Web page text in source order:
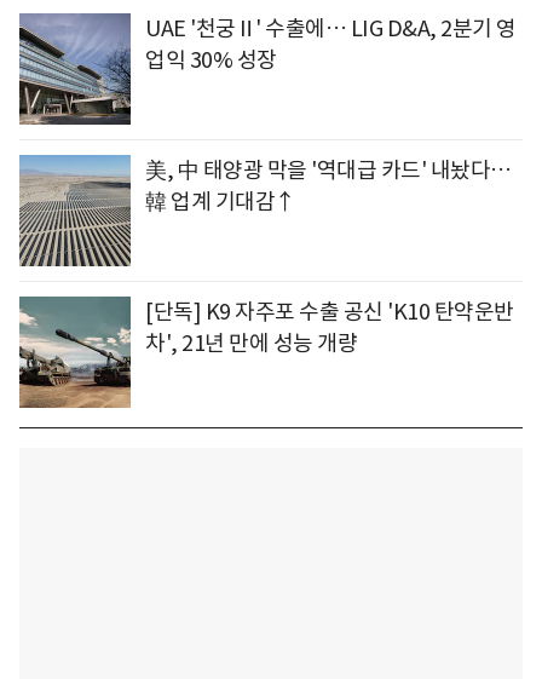
UAE '천궁Ⅱ' 수출에… LIG D&A, 2분기 영
업익 30% 성장
美, 中 태양광 막을 '역대급 카드' 내놨다…
韓 업계 기대감↑
[단독] K9 자주포 수출 공신 'K10 탄약운반
차', 21년 만에 성능 개량